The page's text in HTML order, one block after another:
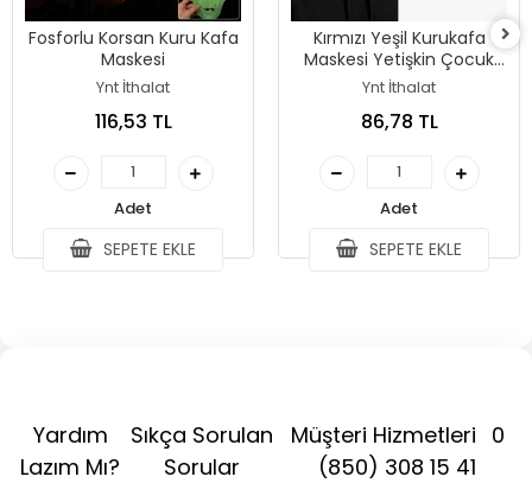
Fosforlu Korsan Kuru Kafa
Maskesi
Ynt İthalat
116,53 TL
Adet
SEPETE EKLE
Kırmızı Yeşil Kurukafa
Maskesi Yetişkin Çocuk
Parti Maskesi
Ynt İthalat
86,78 TL
Adet
SEPETE EKLE
Yardım
Lazım Mı?
Sıkça Sorulan
Sorular
Müşteri Hizmetleri 0
(850) 308 15 41